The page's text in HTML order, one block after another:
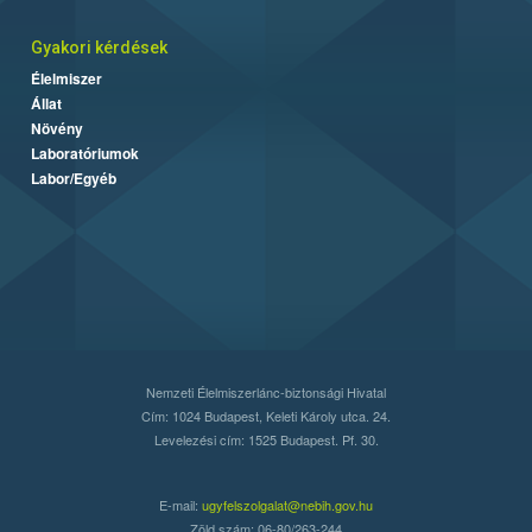
Gyakori kérdések
Élelmiszer
Állat
Növény
Laboratóriumok
Labor/Egyéb
Nemzeti Élelmiszerlánc-biztonsági Hivatal
Cím: 1024 Budapest, Keleti Károly utca. 24.
Levelezési cím: 1525 Budapest. Pf. 30.
E-mail: ugyfelszolgalat@nebih.gov.hu